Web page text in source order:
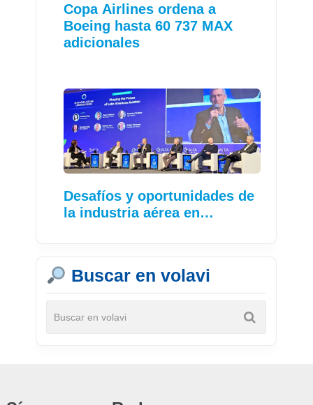
Copa Airlines ordena a
Boeing hasta 60 737 MAX
adicionales
Desafíos y oportunidades de
la industria aérea en…
Buscar en volavi